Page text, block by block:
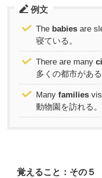
例文
The babies are
寝ている。
There are many
多くの都市がある
Many families
動物園を訪れる。
覚えること：その５